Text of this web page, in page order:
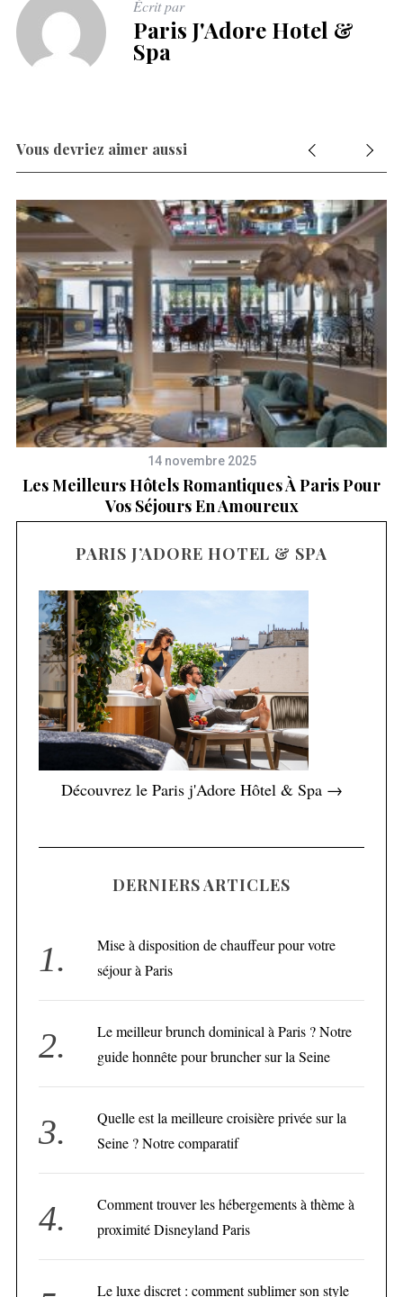
Écrit par
Paris J'Adore Hotel &
Spa
Vous devriez aimer aussi
14 novembre 2025
Les Meilleurs Hôtels Romantiques À Paris Pour
Vos Séjours En Amoureux
PARIS J’ADORE HOTEL & SPA
Découvrez le Paris j'Adore Hôtel & Spa →
DERNIERS ARTICLES
Mise à disposition de chauffeur pour votre
séjour à Paris
Le meilleur brunch dominical à Paris ? Notre
guide honnête pour bruncher sur la Seine
Quelle est la meilleure croisière privée sur la
Seine ? Notre comparatif
Comment trouver les hébergements à thème à
proximité Disneyland Paris
Le luxe discret : comment sublimer son style